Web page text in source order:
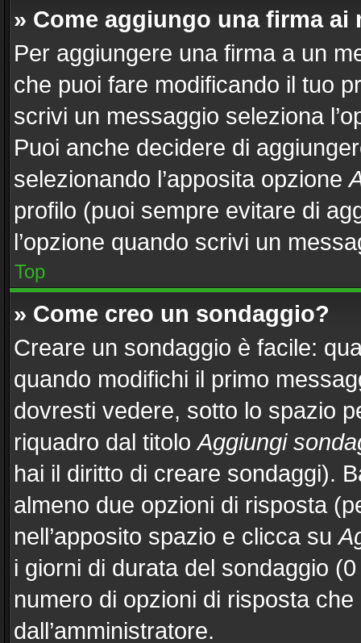
» Come aggiungo una firma ai
Per aggiungere una firma a un
che puoi fare modificando il tuo
scrivi un messaggio seleziona
Puoi anche decidere di
selezionando l’apposita opzione
profilo (puoi sempre evitare di
l’opzione quando scrivi un
Top
» Come creo un sondaggio?
Creare un sondaggio è facile:
quando modifichi il primo
dovresti vedere, sotto lo spazio
riquadro dal titoloAggiungi
hai il diritto di creare sondaggi).
almeno due opzioni di risposta
nell’apposito spazio e clicca su
i giorni di durata del sondaggio
numero di opzioni di risposta
dall’amministratore.